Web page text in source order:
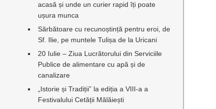
acasă și unde un curier rapid îți poate
ușura munca
Sărbătoare cu recunoștință pentru eroi, de
Sf. Ilie, pe muntele Tulișa de la Uricani
20 Iulie – Ziua Lucrătorului din Serviciile
Publice de alimentare cu apă și de
canalizare
„Istorie și Tradiții” la ediția a VIII-a a
Festivalului Cetății Mălăiești